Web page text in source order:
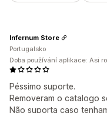
Péssimo suporte.
Removeram o catalogo
Não suporta caso
Infernum Store
Portugalsko
Doba používání aplikace: Asi